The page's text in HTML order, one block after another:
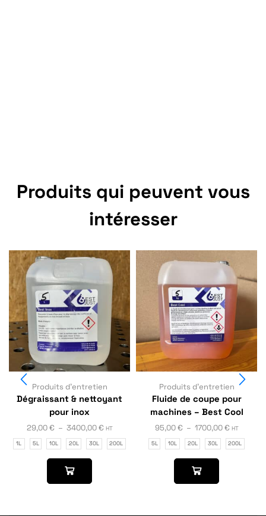
Produits qui peuvent vous
intéresser
Produits d'entretien
Dégraissant & nettoyant
pour inox
29,00€ – 3400,00€ HT
1L 5L 10L 20L 30L 200L
Produits d'entretien
Fluide de coupe pour
machines – Best Cool
95,00€ – 1700,00€ HT
5L 10L 20L 30L 200L